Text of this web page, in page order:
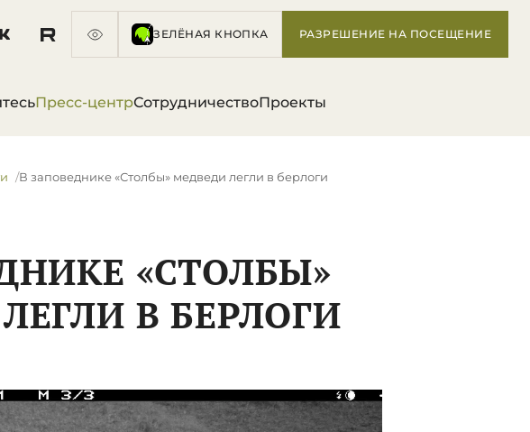
ЗЕЛЁНАЯ КНОПКА РАЗРЕШЕНИЕ НА ПОСЕЩЕНИЕ
Пресс-центрСотрудничествоПроекты
В заповеднике «Столбы» медведи легли в берлоги
«СТОЛБЫ»
В БЕРЛОГИ